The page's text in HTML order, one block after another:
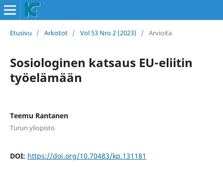
Etusivu / Arkistot / Vol 53 Nro 2 (2023) / Arvioita
Sosiologinen katsaus EU-eliitin
työelämään
Teemu Rantanen
Turun yliopisto
DOI: https://doi.org/10.70483/kp.131181